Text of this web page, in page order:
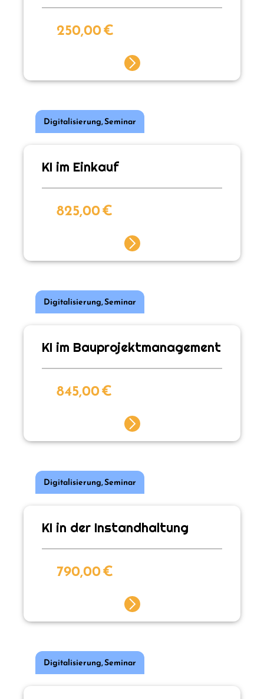
250,00€
Digitalisierung,Seminar
KI im Einkauf
825,00€
Digitalisierung,Seminar
KI im Bauprojektmanagement
845,00€
Digitalisierung,Seminar
KI in der Instandhaltung
790,00€
Digitalisierung,Seminar